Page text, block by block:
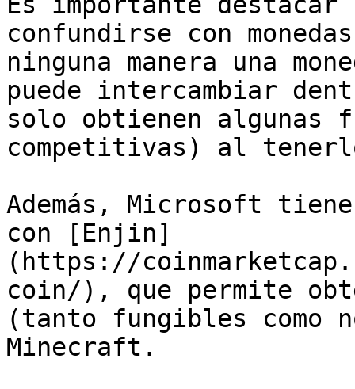
confundirse con
ninguna manera una
puede intercambiar
solo obtienen algunas
competitivas) al
Además, Microsoft
con [Enjin]
(https://
coin/), que permite
(tanto fungibles como
Minecraft.